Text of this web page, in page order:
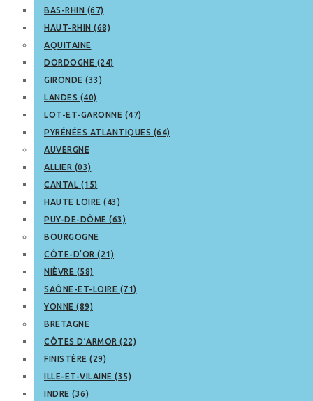
BAS-RHIN (67)
HAUT-RHIN (68)
AQUITAINE
DORDOGNE (24)
GIRONDE (33)
LANDES (40)
LOT-ET-GARONNE (47)
PYRÉNÉES ATLANTIQUES (64)
AUVERGNE
ALLIER (03)
CANTAL (15)
HAUTE LOIRE (43)
PUY-DE-DÔME (63)
BOURGOGNE
CÔTE-D’OR (21)
NIÈVRE (58)
SAÔNE-ET-LOIRE (71)
YONNE (89)
BRETAGNE
CÔTES D’ARMOR (22)
FINISTÈRE (29)
ILLE-ET-VILAINE (35)
INDRE (36)